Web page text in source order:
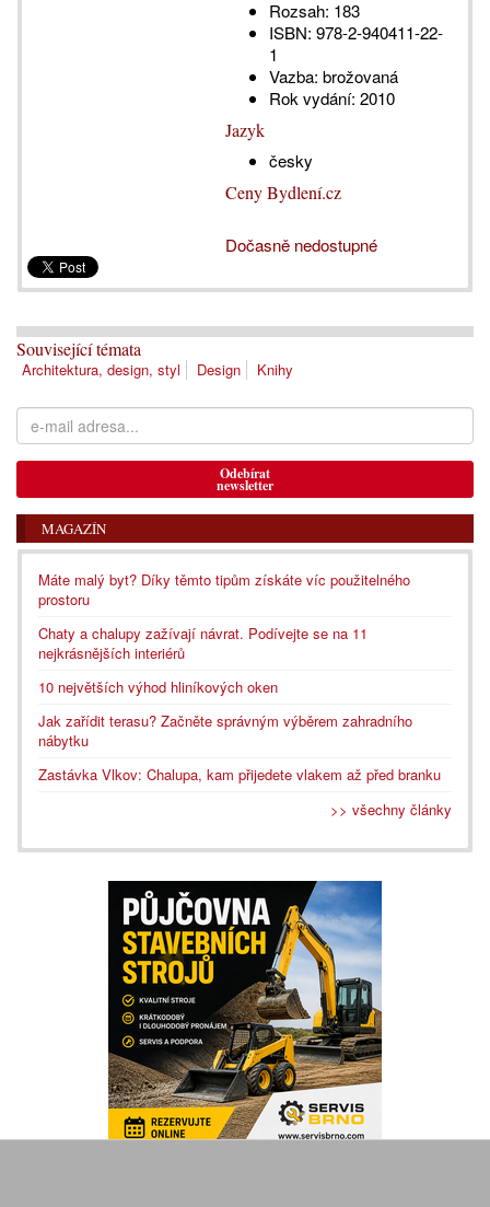
Rozsah: 183
ISBN: 978-2-940411-22-
1
Vazba: brožovaná
Rok vydání: 2010
Jazyk
česky
Ceny Bydlení.cz
Dočasně nedostupné
Související témata
Architektura, design, styl Design Knihy
Odebírat
newsletter
MAGAZÍN
Máte malý byt? Díky těmto tipům získáte víc použitelného
prostoru
Chaty a chalupy zažívají návrat. Podívejte se na 11
nejkrásnějších interiérů
10 největších výhod hliníkových oken
Jak zařídit terasu? Začněte správným výběrem zahradního
nábytku
Zastávka Vlkov: Chalupa, kam přijedete vlakem až před branku
>> všechny články